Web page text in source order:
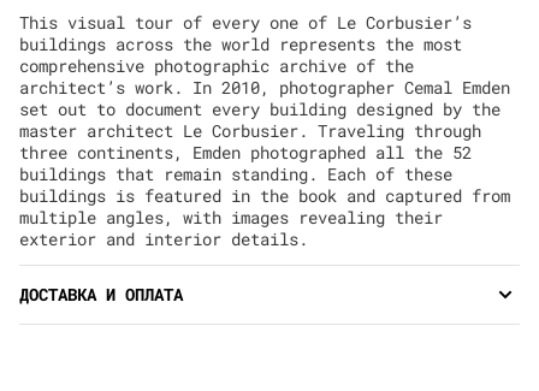
This visual tour of every one of Le Corbusier’s
buildings across the world represents the most
comprehensive photographic archive of the
architect’s work. In 2010, photographer Cemal Emden
set out to document every building designed by the
master architect Le Corbusier. Traveling through
three continents, Emden photographed all the 52
buildings that remain standing. Each of these
buildings is featured in the book and captured from
multiple angles, with images revealing their
exterior and interior details.
ДОСТАВКА И ОПЛАТА